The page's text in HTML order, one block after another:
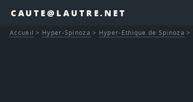
CAUTE@LAUTRE.NET
Accueil > Hyper-Spinoza > Hyper-Ethique de Spinoza >